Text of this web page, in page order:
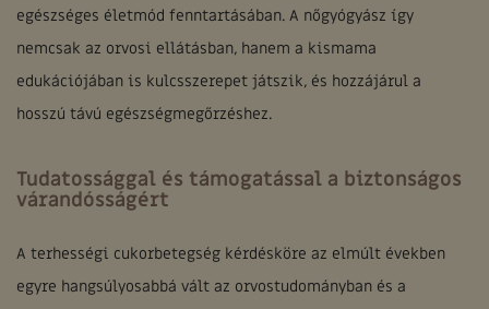
egészséges életmód fenntartásában. A nőgyógyász így
nemcsak az orvosi ellátásban, hanem a kismama
edukációjában is kulcsszerepet játszik, és hozzájárul a
hosszú távú egészségmegőrzéshez.
Tudatossággal és támogatással a biztonságos
várandósságért
A terhességi cukorbetegség kérdésköre az elmúlt években
egyre hangsúlyosabbá vált az orvostudományban és a